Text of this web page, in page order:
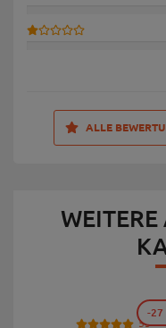
ALLE
WEITERE
53
-27